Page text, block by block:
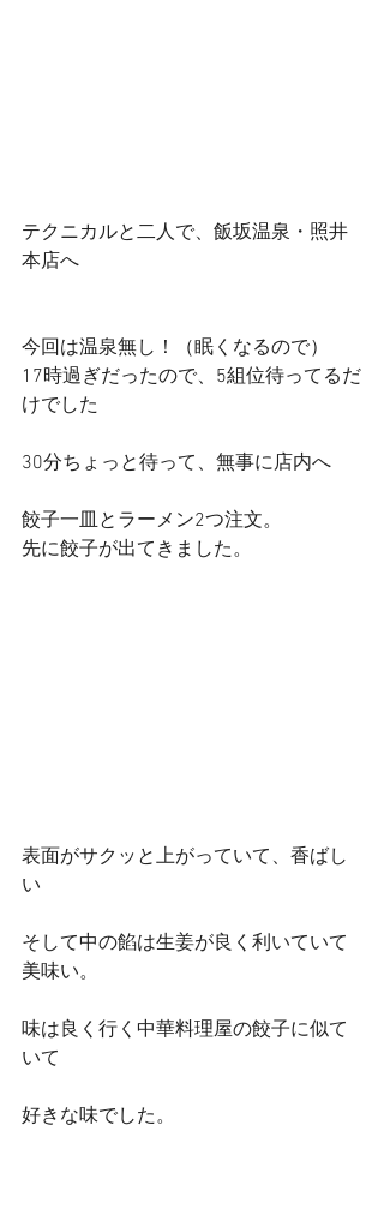
テクニカルと二人で、飯坂温泉・照井
本店へ
今回は温泉無し！（眠くなるので）
17時過ぎだったので、5組位待ってるだ
けでした
30分ちょっと待って、無事に店内へ
餃子一皿とラーメン2つ注文。
先に餃子が出てきました。
表面がサクッと上がっていて、香ばし
い
そして中の餡は生姜が良く利いていて
美味い。
味は良く行く中華料理屋の餃子に似て
いて
好きな味でした。